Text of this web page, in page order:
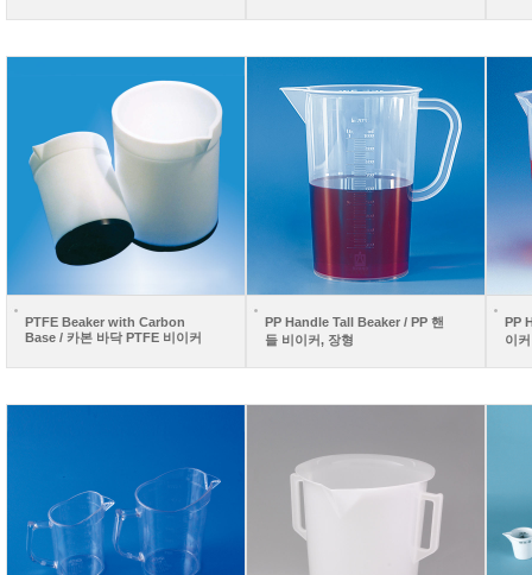
PTFE Beaker with Carbon
Base / 카본 바닥 PTFE 비이커
PP Handle Tall Beaker / PP 핸
들 비이커, 장형
PP
이커